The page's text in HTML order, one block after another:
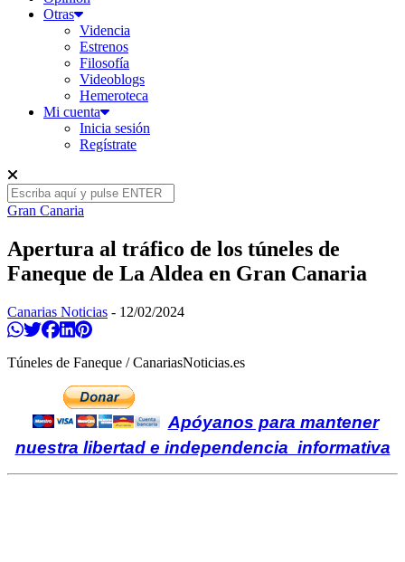
Otras
Videncia
Estrenos
Filosofía
Videoblogs
Hemeroteca
Mi cuenta
Inicia sesión
Regístrate
Gran Canaria
Apertura al tráfico de los túneles de
Faneque de La Aldea en Gran Canaria
Canarias Noticias - 12/02/2024
Compartir en Whatsapp
Twittear
Compartir en Facebook
Compartir en Linkedin
Compartir en Pinterest
Túneles de Faneque / CanariasNoticias.es
Apóyanos para mantener
nuestra libertad e independencia informativa